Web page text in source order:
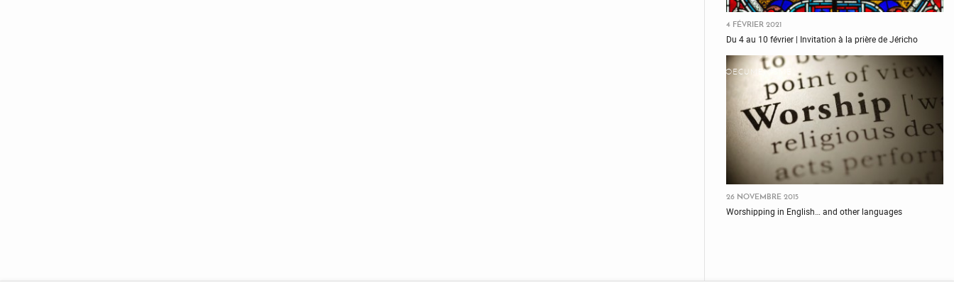
4 FÉVRIER 2021
Du 4 au 10 février | Invitation à la prière de Jéricho
OECUMÉNISME
26 NOVEMBRE 2015
Worshipping in English… and other languages